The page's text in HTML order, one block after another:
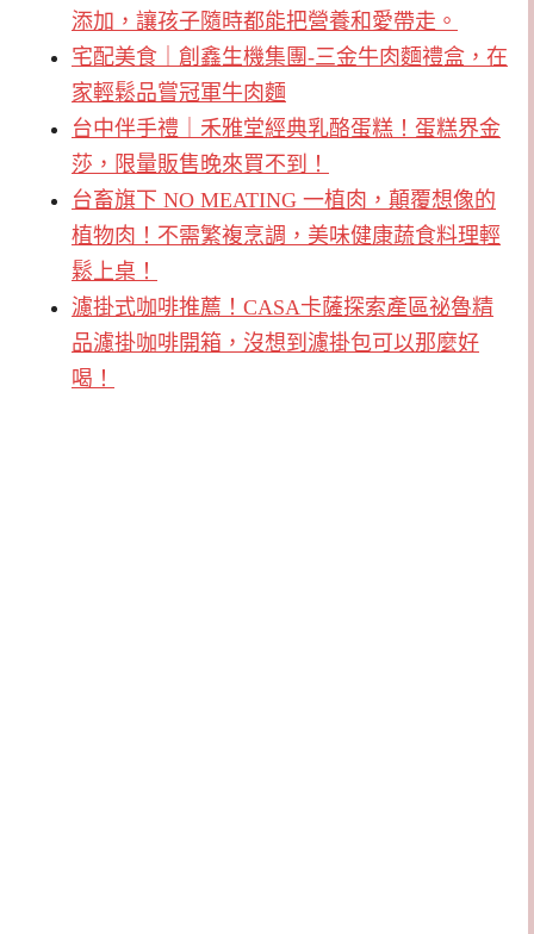
添加，讓孩子隨時都能把營養和愛帶走。
宅配美食｜創鑫生機集團-三金牛肉麵禮盒，在
家輕鬆品嘗冠軍牛肉麵
台中伴手禮｜禾雅堂經典乳酪蛋糕！蛋糕界金
莎，限量販售晚來買不到！
台畜旗下 NO MEATING 一植肉，顛覆想像的
植物肉！不需繁複烹調，美味健康蔬食料理輕
鬆上桌！
濾掛式咖啡推薦！CASA卡薩探索產區祕魯精
品濾掛咖啡開箱，沒想到濾掛包可以那麼好
喝！